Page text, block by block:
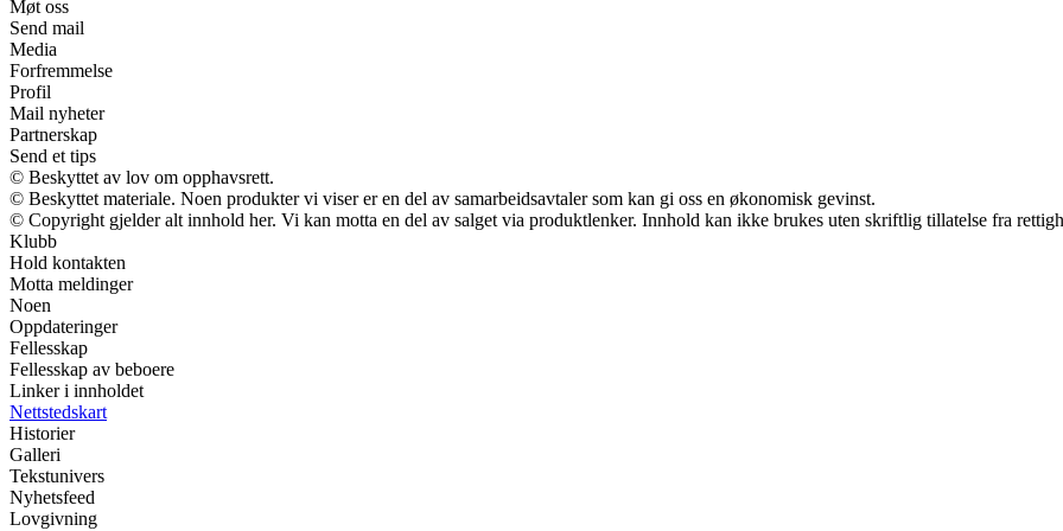
Møt oss
Send mail
Media
Forfremmelse
Profil
Mail nyheter
Partnerskap
Send et tips
© Beskyttet av lov om opphavsrett.
© Beskyttet materiale. Noen produkter vi viser er en del av samarbeidsavtaler som kan gi oss en økonomisk gevinst.
© Copyright gjelder alt innhold her. Vi kan motta en del av salget via produktlenker. Innhold kan ikke brukes uten skriftlig tillatelse fra
Klubb
Hold kontakten
Motta meldinger
Noen
Oppdateringer
Fellesskap
Fellesskap av beboere
Linker i innholdet
Nettstedskart
Historier
Galleri
Tekstunivers
Nyhetsfeed
Lovgivning